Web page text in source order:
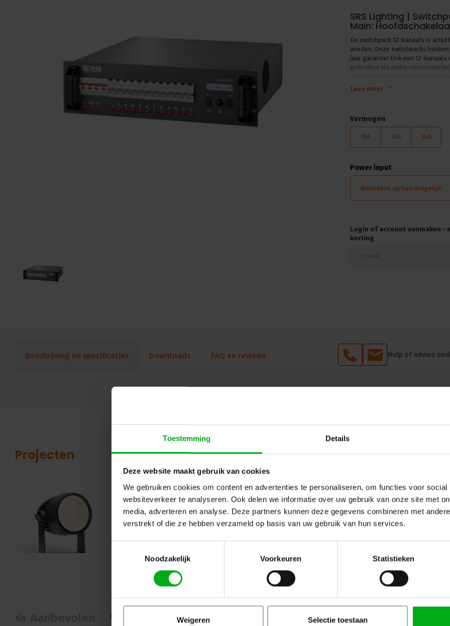
Toestemming Details
Deze website maakt gebruik van cookies
We gebruiken cookies om content en advertenties te personaliseren, om functies voor social
websiteverkeer te analyseren. Ook delen we informatie over uw gebruik van onze site met
media, adverteren en analyse. Deze partners kunnen deze gegevens combineren met
verstrekt of die ze hebben verzameld op basis van uw gebruik van hun services.
Noodzakelijk
Voorkeuren Statistieken
Weigeren Selectie toestaan
SRS Lighting |
Main:
De switchpack 12-kanaals is
worden. Deze switchpacks
jaar garantie! Ook een 12-
gebruiken als audio-
dimmer los bestellen met
verkrijgbaar in 10A, 13A of
30mA aardlek- of
1-polige of 1P Nul
zowel met 3-pins DMX als
analoge input
scene call input
software patch
wandmontage
leverbaar met de
5 jaar garantie!
Lees meer
Vermogen
10A 13A 16A
Power input
Meerdere opties mogelijk
Login of account aanmaken -
korting
Beschrijving en specificaties Downloads FAQ en reviews Hulp of advies
Projecten
Geavanceerde led-parren van ROXX
We zijn exclusief distributeur geworden van het Duitse merk ROXX. We
waren met name gecharmeerd van de geweldige lichtkwaliteit van hun
armaturen, maar ook de geavanceerde opties met betrekking tot de
Nieuw